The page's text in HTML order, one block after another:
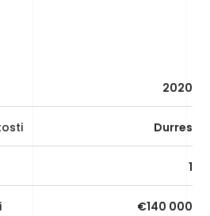
2020
Durres
1
€140 000